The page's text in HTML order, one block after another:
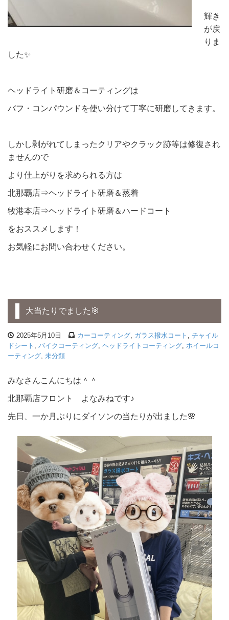
輝き
が戻
りま
した✨
ヘッドライト研磨＆コーティングは
バフ・コンパウンドを使い分けて丁寧に研磨してきます。
しかし剥がれてしまったクリアやクラック跡等は修復され
ませんので
より仕上がりを求められる方は
北那覇店⇒ヘッドライト研磨＆蒸着
牧港本店⇒ヘッドライト研磨＆ハードコート
をおススメします！
お気軽にお問い合わせください。
大当たりでました🎯
2025年5月10日 カーコーティング ガラス撥水コート
チャイル
ドシート
バイクコーティング ヘッドライトコーティング ホイールコ
ーティング 未分類
みなさんこんにちは＾＾
北那覇店フロント よなみねです♪
先日、一か月ぶりにダイソンの当たりが出ました🌸